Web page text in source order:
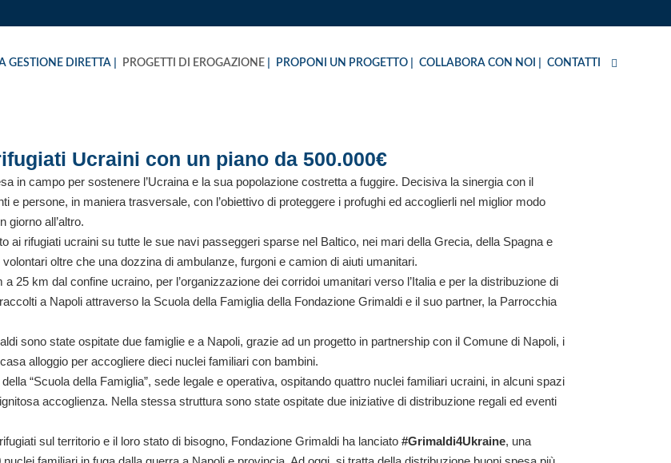
GESTIONE DIRETTA PROGETTI DI EROGAZIONE PROPONI UN PROGETTO COLLABORA CON NOI CONTATTI
Ucraini con un piano da 500.000€
in campo per sostenere l’Ucraina e la sua popolazione costretta a fuggire. Decisiva la sinergia con il
persone, in maniera trasversale, con l’obiettivo di proteggere i profughi ed accoglierli nel miglior modo
giorno all’altro.
ai rifugiati ucraini su tutte le sue navi passeggeri sparse nel Baltico, nei mari della Grecia, della Spagna e
oltre che una dozzina di ambulanze, furgoni e camion di aiuti umanitari.
25 km dal confine ucraino, per l’organizzazione dei corridoi umanitari verso l’Italia e per la distribuzione di
a Napoli attraverso la Scuola della Famiglia della Fondazione Grimaldi e il suo partner, la Parrocchia
sono state ospitate due famiglie e a Napoli, grazie ad un progetto in partnership con il Comune di Napoli, i
alloggio per accogliere dieci nuclei familiari con bambini.
“Scuola della Famiglia”, sede legale e operativa, ospitando quattro nuclei familiari ucraini, in alcuni spazi
accoglienza. Nella stessa struttura sono state ospitate due iniziative di distribuzione regali ed eventi
sul territorio e il loro stato di bisogno, Fondazione Grimaldi ha lanciato #Grimaldi4Ukraine, una